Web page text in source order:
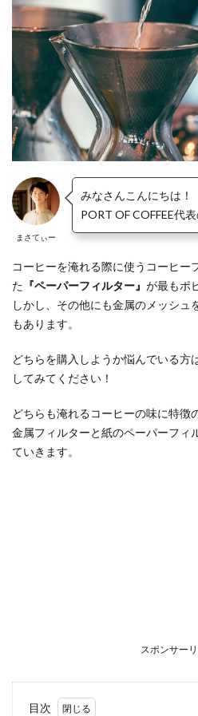
まさてぃー
みなさんこんにちは！
PORT OF COFFEE代
コーヒーを淹れる際に使うコーヒー
た 『ペーパーフィルター』 が最もポ
しかし、その他にも金属のメッシュ
もあります。
どちらを購入しようか悩んでいる方
してみてください！
どちらも淹れるコーヒーの味に特徴
金属フィルターと紙のペーパーフィ
ていきます。
スポンサー
目次